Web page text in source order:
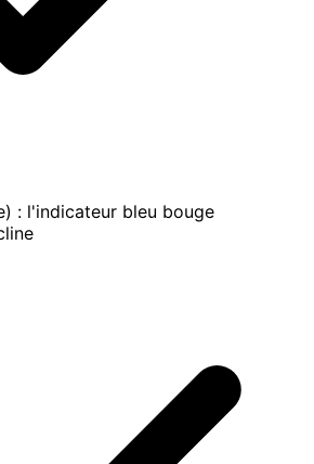
: l'indicateur bleu bouge